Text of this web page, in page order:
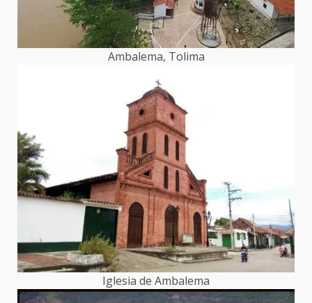
Ambalema, Tolima
Iglesia de Ambalema